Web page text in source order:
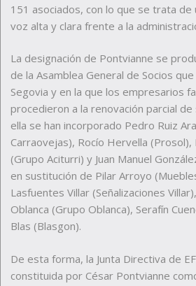
151 asociados, con lo que se trata de
voz alta y clara frente a la
La designación de Pontvianne se
de la Asamblea General de Socios
Segovia y en la que los empresarios
procedieron a la renovación parcial de
ella se han incorporado Pedro Ruiz
Carraovejas), Rocío Hervella (Prosol),
(Grupo Aciturri) y Juan Manuel
en sustitución de Pilar Arroyo
Lasfuentes Villar (Señalizaciones
Oblanca (Grupo Oblanca), Serafín
Blas (Blasgon).
De esta forma, la Junta Directiva de
constituida por César Pontvianne